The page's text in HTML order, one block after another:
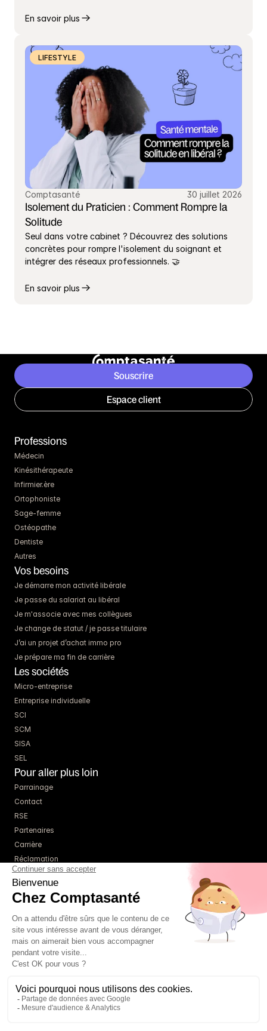
En savoir plus
LIFESTYLE
Comptasanté 30 juillet 2026
Isolement du Praticien : Comment Rompre la
Solitude
Seul dans votre cabinet ? Découvrez des solutions
concrètes pour rompre l'isolement du soignant et
intégrer des réseaux professionnels. 🤝
En savoir plus
Souscrire
Espace client
Professions
Médecin
Kinésithérapeute
Infirmier.ère
Ortophoniste
Sage-femme
Ostéopathe
Dentiste
Autres
Vos besoins
Je démarre mon activité libérale
Je passe du salariat au libéral
Je m'associe avec mes collègues
Je change de statut / je passe titulaire
J’ai un projet d’achat immo pro
Je prépare ma fin de carrière
Les sociétés
Micro-entreprise
Entreprise individuelle
SCI
SCM
SISA
SEL
Pour aller plus loin
Parrainage
Contact
RSE
Partenaires
Carrière
Réclamation
Ressources
Blog
Guides
Webinaires
Simulateurs
À propos
Tarifs
01 85 09 22 86
FAQ